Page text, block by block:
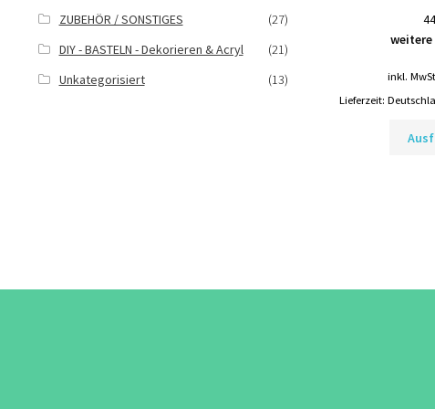
inkl.
Lieferzeit:
ZUBEHÖR / SONSTIGES
(27)
DIY - BASTELN - Dekorieren & Acryl
(21)
Unkategorisiert
(13)